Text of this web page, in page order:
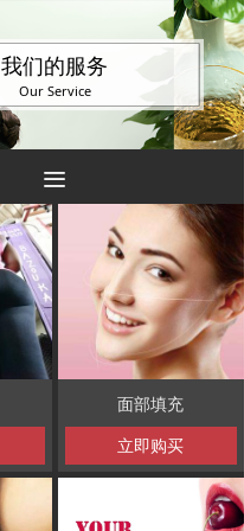
我们的服务
Our Service
끀
面部填充
立即购买